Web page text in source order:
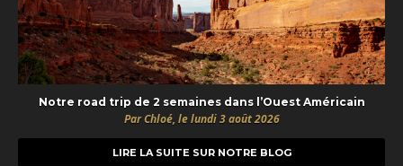
Notre road trip de 2 semaines dans l’Ouest Américain
Par Chloé, le lundi 3 août 2026
LIRE LA SUITE SUR NOTRE BLOG